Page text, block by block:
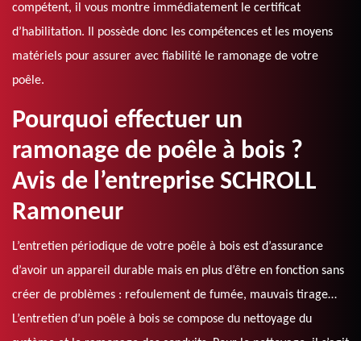
compétent, il vous montre immédiatement le certificat
d’habilitation. Il possède donc les compétences et les moyens
matériels pour assurer avec fiabilité le ramonage de votre
poêle.
Pourquoi effectuer un
ramonage de poêle à bois ?
Avis de l’entreprise SCHROLL
Ramoneur
L’entretien périodique de votre poêle à bois est d’assurance
d’avoir un appareil durable mais en plus d’être en fonction sans
créer de problèmes : refoulement de fumée, mauvais tirage…
L’entretien d’un poêle à bois se compose du nettoyage du